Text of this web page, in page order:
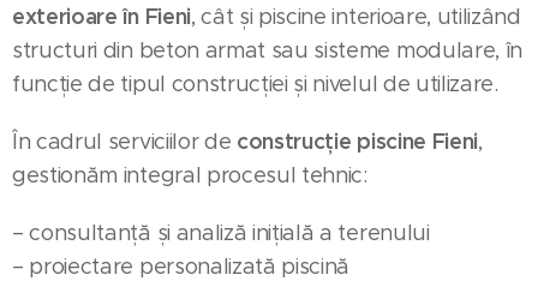
exterioare în Fieni, cât și piscine interioare, utilizând
structuri din beton armat sau sisteme modulare, în
funcție de tipul construcției și nivelul de utilizare.
În cadrul serviciilor de construcție piscine Fieni,
gestionăm integral procesul tehnic:
– consultanță și analiză inițială a terenului
– proiectare personalizată piscină